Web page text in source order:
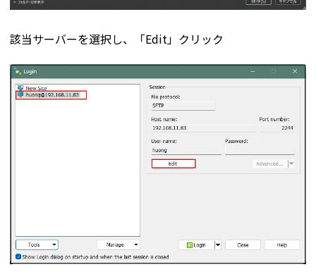
該当サーバーを選択し、「Edit」クリック